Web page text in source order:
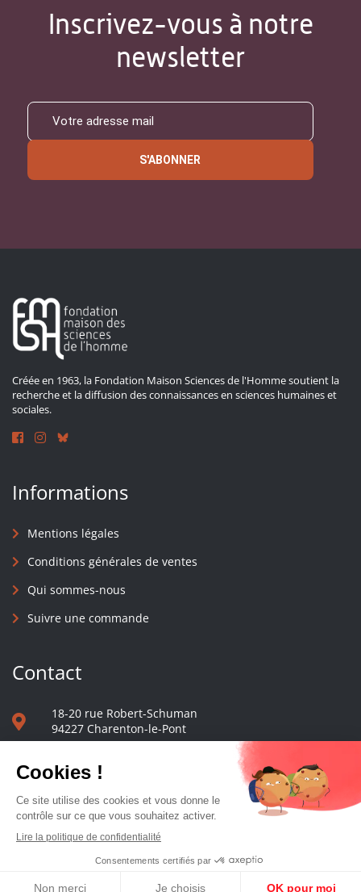
Inscrivez-vous à notre
newsletter
S'ABONNER
Créée en 1963, la Fondation Maison Sciences de l'Homme soutient la
recherche et la diffusion des connaissances en sciences humaines et
sociales.
Informations
Mentions légales
Conditions générales de ventes
Qui sommes-nous
Suivre une commande
Contact
18-20 rue Robert-Schuman
94227 Charenton-le-Pont